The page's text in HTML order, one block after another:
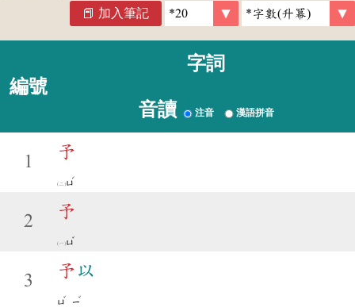
加入筆記
編號
字詞
音讀 注音 漢語拼音
1
予
ㄩ
ˊ
2
予
ㄩ
ˇ
3
予 以
ㄩ
ˇ
ㄧ
ˇ